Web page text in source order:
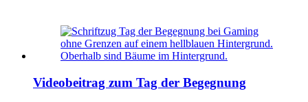
Videobeitrag zum Tag der Begegnung